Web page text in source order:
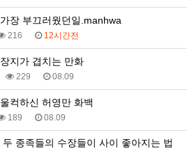
장 부끄러웠던일.manhwa
216 12시간전
지가 겹치는 만화
229 08.09
컥하신 허영만 화백
189 08.09